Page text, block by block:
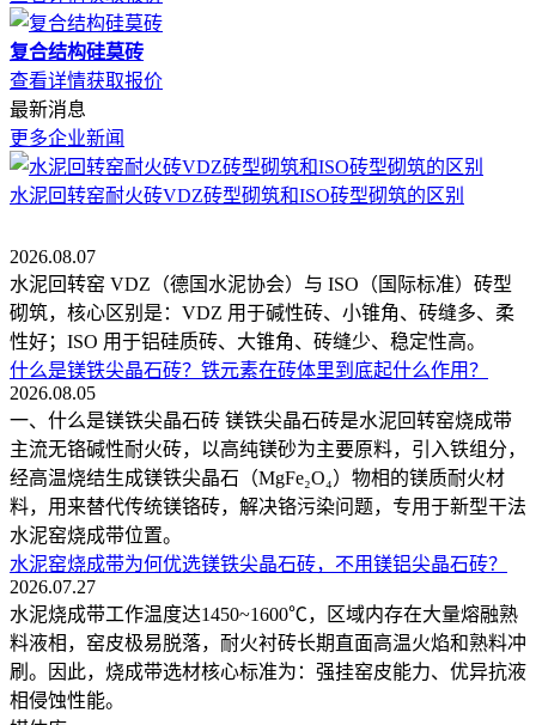
复合结构硅莫砖
查看详情获取报价
最新消息
更多企业新闻
水泥回转窑耐火砖VDZ砖型砌筑和ISO砖型砌筑的区别
2026.08.07
水泥回转窑 VDZ（德国水泥协会）与 ISO（国际标准）砖型
砌筑，核心区别是：VDZ 用于碱性砖、小锥角、砖缝多、柔
性好；ISO 用于铝硅质砖、大锥角、砖缝少、稳定性高。
什么是镁铁尖晶石砖？铁元素在砖体里到底起什么作用？
2026.08.05
一、什么是镁铁尖晶石砖 镁铁尖晶石砖是水泥回转窑烧成带
主流无铬碱性耐火砖，以高纯镁砂为主要原料，引入铁组分，
经高温烧结生成镁铁尖晶石（MgFe₂O₄）物相的镁质耐火材
料，用来替代传统镁铬砖，解决铬污染问题，专用于新型干法
水泥窑烧成带位置。
水泥窑烧成带为何优选镁铁尖晶石砖，不用镁铝尖晶石砖？
2026.07.27
水泥烧成带工作温度达1450~1600℃，区域内存在大量熔融熟
料液相，窑皮极易脱落，耐火衬砖长期直面高温火焰和熟料冲
刷。因此，烧成带选材核心标准为：强挂窑皮能力、优异抗液
相侵蚀性能。